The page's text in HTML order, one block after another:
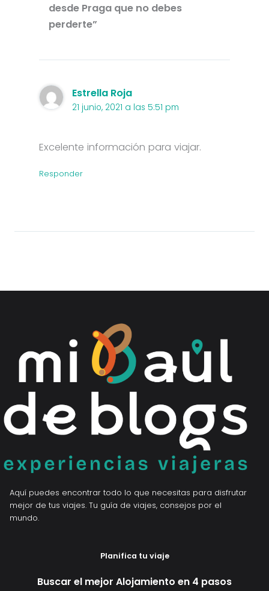
desde Praga que no debes
perderte”
Estrella Roja
21 junio, 2021 a las 5:51 pm
Excelente información para viajar.
Responder
Aquí puedes encontrar todo lo que necesitas para disfrutar
mejor de tus viajes. Tu guía de viajes, consejos por el
mundo.
Planifica tu viaje
Buscar el mejor Alojamiento en 4 pasos